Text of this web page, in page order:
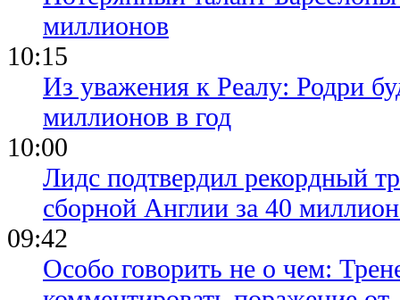
миллионов
10:15
Из уважения к Реалу: Родри
миллионов в год
10:00
Лидс подтвердил рекордный
сборной Англии за 40
09:42
Особо говорить не о чем: